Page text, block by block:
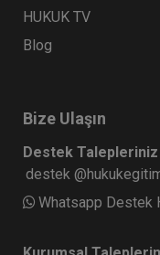
HUKUK TV
Blog
Bize Ulaşın
Destek
destek
Whatsapp Destek